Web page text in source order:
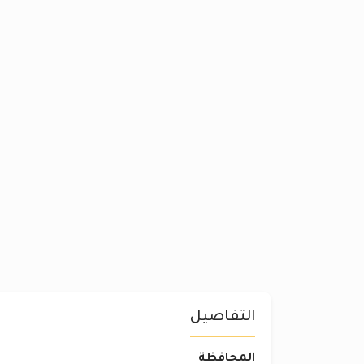
التفاصيل
المحافظة